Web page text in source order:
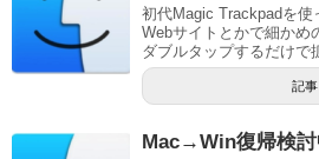
初代Magic Trackpadを使
Webサイトとかで細かめ
ダブルタップするだけで
記
Mac→Win復帰検討